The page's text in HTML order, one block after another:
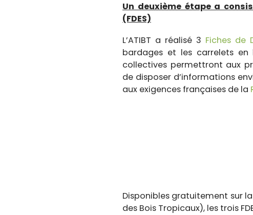
Un deuxième étape a
(FDES)
L’ATIBT a réalisé 3 Fiches de
bardages et les carrelets en
collectives permettront aux
de disposer d’informations
aux exigences françaises de la
Disponibles gratuitement sur
des Bois Tropicaux), les trois